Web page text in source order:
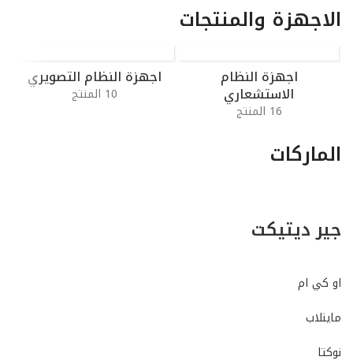
الاجهزة والمنتجات
اجهزة النظام
الاستشعاري
16 المنتج
اجهزة النظام التصويري
10 المنتج
الماركات
جير ديتيكت
او كي ام
ماينلاب
نوكتا